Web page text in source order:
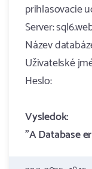
prihlasovacie
Server:
Název
Uživatelské
Heslo:
Vysledok:
"A Database